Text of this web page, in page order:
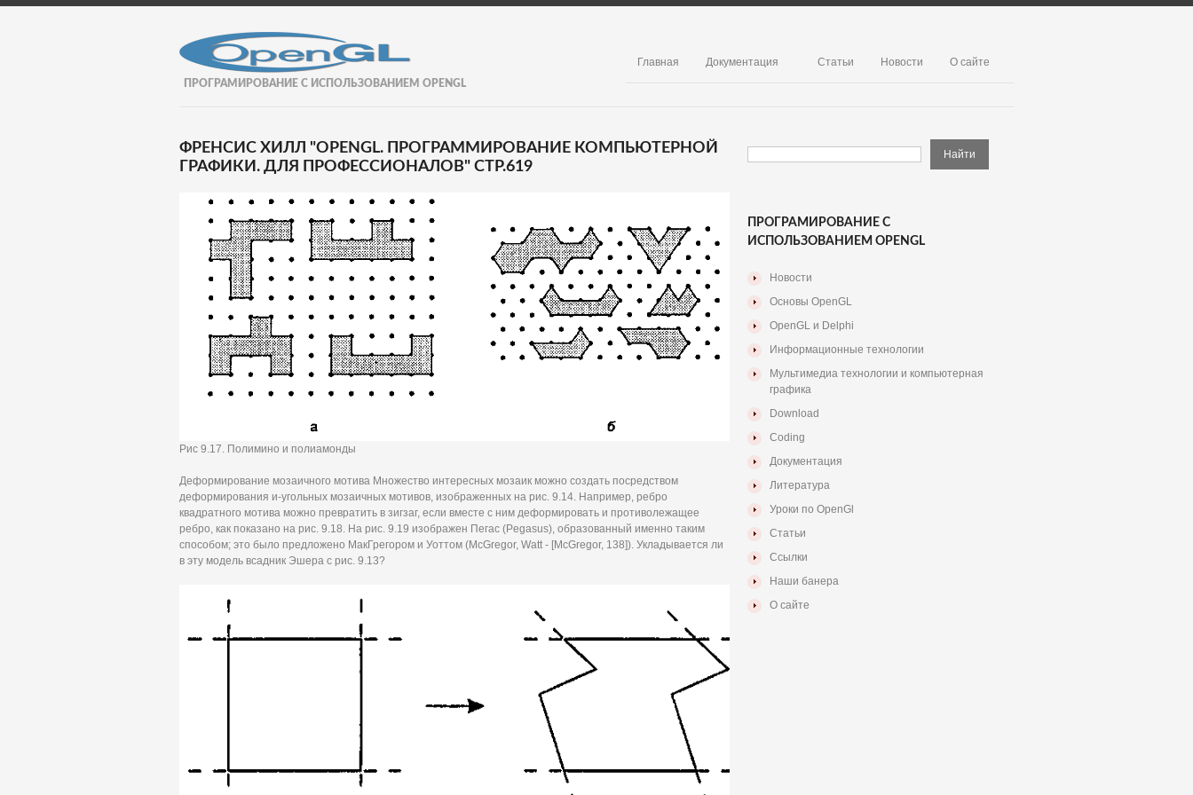
ПРОГРАМИРОВАНИЕ С ИСПОЛЬЗОВАНИЕМ OPENGL
Главная Документация Статьи Новости О сайте
ФРЕНСИС ХИЛЛ "OPENGL. ПРОГРАММИРОВАНИЕ КОМПЬЮТЕРНОЙ
ГРАФИКИ. ДЛЯ ПРОФЕССИОНАЛОВ" СТР.619
Рис 9.17. Полимино и полиамонды
Деформирование мозаичного мотива Множество интересных мозаик можно создать посредством
деформирования и-угольных мозаичных мотивов, изображенных на рис. 9.14. Например, ребро
квадратного мотива можно превратить в зигзаг, если вместе с ним деформировать и противолежащее
ребро, как показано на рис. 9.18. На рис. 9.19 изображен Пегас (Pegasus), образованный именно таким
способом; это было предложено МакГрегором и Уоттом (McGregor, Watt - [McGregor, 138]). Укладывается ли
в эту модель всадник Эшера с рис. 9.13?
ПРОГРАМИРОВАНИЕ С
ИСПОЛЬЗОВАНИЕМ OPENGL
Новости
Основы OpenGL
OpenGL и Delphi
Информационные технологии
Мультимедиа технологии и компьютерная
графика
Download
Coding
Документация
Литература
Уроки по OpenGl
Статьи
Ссылки
Наши банера
О сайте